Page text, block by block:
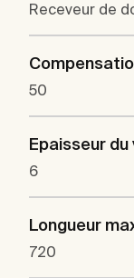
Receveur de
50
Epaisseur du
6
Longueur
720